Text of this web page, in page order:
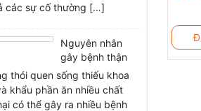
các sự cố thường […]
Nguyên nhân
gây bệnh thận
và tác dụng của
ion kiềm đối với
bệnh thận
thói quen sống thiếu khoa
khẩu phần ăn nhiều chất
có thể gây ra nhiều bệnh